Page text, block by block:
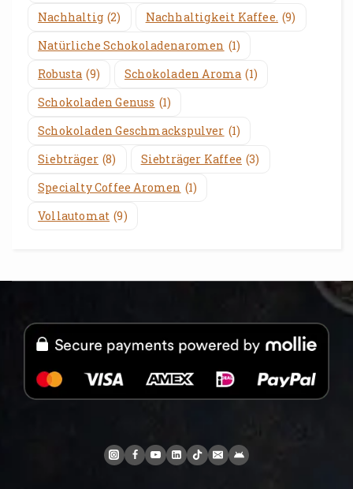
Nachhaltig (2) Nachhaltigkeit Kaffee. (9)
Natürliche Schokoladenaromen (1)
Robusta (9) Schokoladen Aroma (1)
Schokoladen Genuss (1)
Schokoladen Geschmackspulver (1)
Siebträger (8) Siebträger Kaffee (3)
Specialty Coffee Aromen (1)
Vollautomat (9)